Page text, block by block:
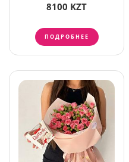
8100 KZT
ПОДРОБНЕЕ